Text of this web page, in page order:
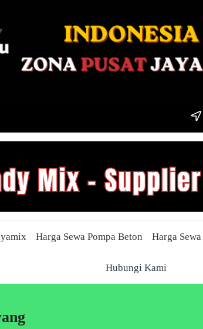
Harga Sewa Pompa Beton Harga
Hubungi Kami